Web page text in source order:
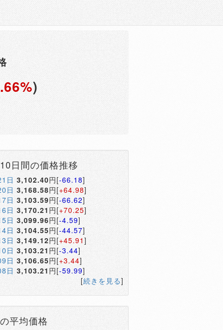
)
日間の価格推移
日 3,102.40円[-66.18]
日 3,168.58円[+64.98]
日 3,103.59円[-66.62]
日 3,170.21 円[+70.25]
日 3,099.96円[-4.59]
日 3,104.55円[-44.57]
日 3,149.12円[+45.91 ]
日 3,103.21円[-3.44]
日 3,106.65円[+3.44]
日 3,103.21 円[-59.99]
[続きを見る]
平均価格